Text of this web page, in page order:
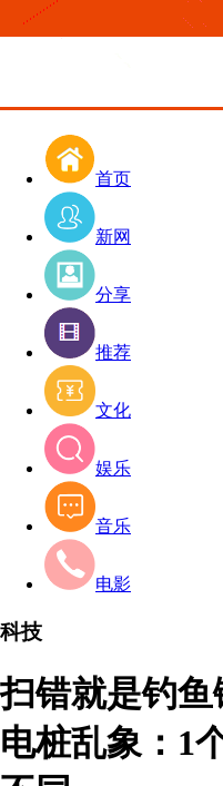
首页
新网
分享
推荐
文化
娱乐
音乐
电影
科技
扫错就是钓
电桩乱象：1